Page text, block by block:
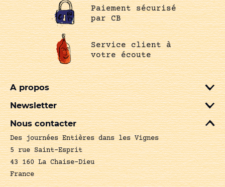
Paiement sécurisé
par CB
Service client à
votre écoute
A propos
Newsletter
Nous contacter
Des journées Entières dans les Vignes
5 rue Saint-Esprit
43 160 La Chaise-Dieu
France